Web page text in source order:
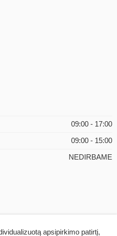
09:00 - 17:00
09:00 - 15:00
NEDIRBAME
apsipirkimo patirtį,